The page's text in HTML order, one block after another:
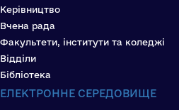
Керівництво
Вчена рада
Факультети, інститути та коледжі
Відділи
Бібліотека
ЕЛЕКТРОННЕ СЕРЕДОВИЩЕ